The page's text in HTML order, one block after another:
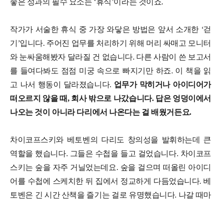
좋은 성과의 필수 요소는 ‘휴식’이라는 것이죠.
작가가 서술한 휴식 중 가장 와닿은 방법은 앞서 소개한 ‘걷
기’입니다. 주어진 업무를 처리하기 위해 머리 싸매고 모니터
와 눈싸움해봤자 달라질 건 없습니다. 다른 사람이 쓴 보고서
를 들여다봐도 점점 미궁 속으로 빠지기만 하죠. 이 책을 읽
고 나서 행동이 달라졌습니다. 업무가 막히거나 아이디어가
떠오르지 않을 때, 회사 밖으로 나갔습니다. 답은 엉덩이에서
나오는 것이 아니라 다리에서 나온다는 걸 배웠거든요.
차이코프스키와 베토벤의 다리도 창의성을 발휘하는데 큰
역할을 했습니다. 그들은 수첩을 들고 걸었습니다. 차이코프
스키는 숲을 자주 거닐었는데요. 숲을 걸으며 떠올린 아이디
어를 수첩에 스케치한 뒤 집에서 정교하게 다듬었습니다. 베
토벤은 긴 시간 산책을 즐기는 걸로 유명했습니다. 나갈 때마